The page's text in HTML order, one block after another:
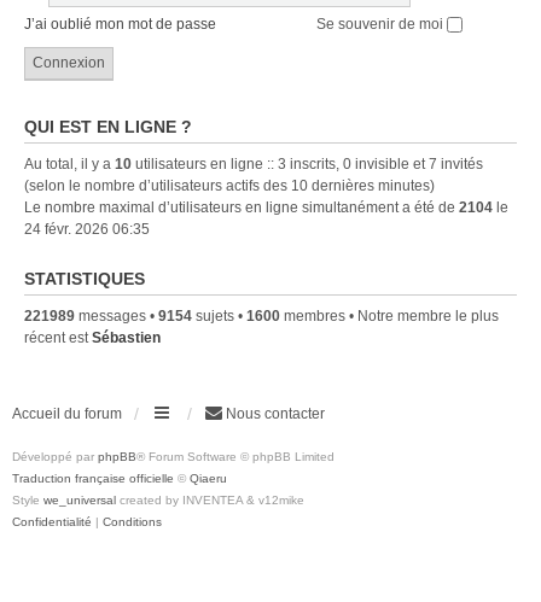
J’ai oublié mon mot de passe Se souvenir de moi
QUI EST EN LIGNE ?
Au total, il y a 10 utilisateurs en ligne :: 3 inscrits, 0 invisible et 7 invités
(selon le nombre d’utilisateurs actifs des 10 dernières minutes)
Le nombre maximal d’utilisateurs en ligne simultanément a été de 2104 le
24 févr. 2026 06:35
STATISTIQUES
221989 messages • 9154 sujets • 1600 membres • Notre membre le plus
récent estSébastien
Accueil du forum Nous contacter
Développé par phpBB® Forum Software © phpBB Limited
Traduction française officielle © Qiaeru
Style we_universal created by INVENTEA & v12mike
Confidentialité | Conditions